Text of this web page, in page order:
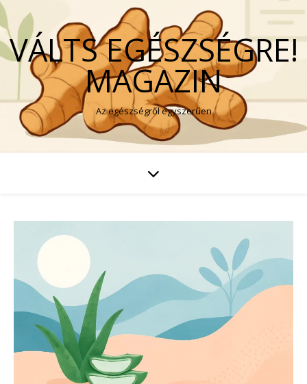
VÁLTS EGÉSZSÉGRE!
MAGAZIN
Az egészségről egyszerűen